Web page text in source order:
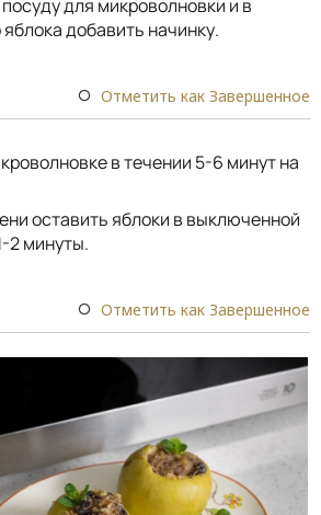
для микроволновки и в
добавить начинку.
Отметить как Завершенное
в течении 5-6 минут на
оставить яблоки в выключенной
2 минуты.
Отметить как Завершенное